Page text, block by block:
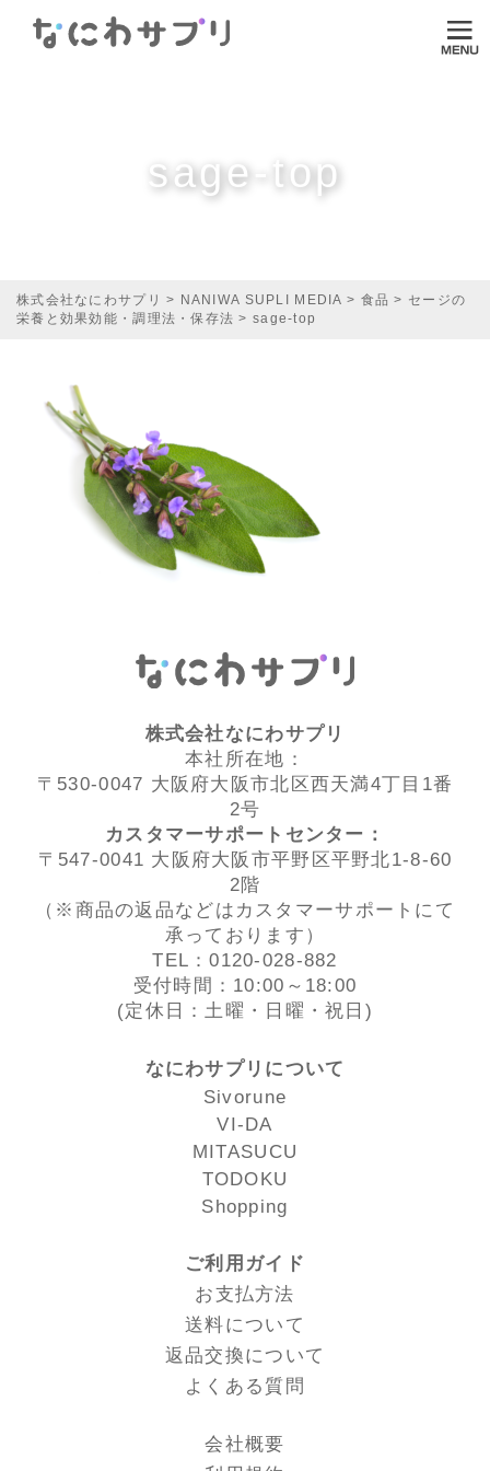
TODOKU
ご利用ガイド
オンラインダイエット
sage-top
株式会社なにわサプリ > NANIWA SUPLI MEDIA > 食品 > セージの
栄養と効果効能・調理法・保存法 >sage-top
株式会社なにわサプリ
本社所在地：
〒530-0047 大阪府大阪市北区西天満4丁目1番
2号
カスタマーサポートセンター：
〒547-0041 大阪府大阪市平野区平野北1-8-60
2階
（※商品の返品などはカスタマーサポートにて
承っております）
TEL：0120-028-882
受付時間：10:00～18:00
(定休日：土曜・日曜・祝日)
なにわサプリについて
Sivorune
VI-DA
MITASUCU
TODOKU
Shopping
ご利用ガイド
お支払方法
送料について
返品交換について
よくある質問
会社概要